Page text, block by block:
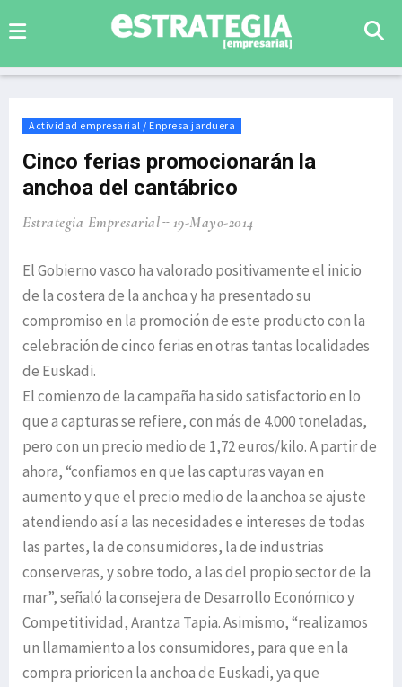
Actividad empresarial / Enpresa jarduera
Cinco ferias promocionarán la
anchoa del cantábrico
Estrategia Empresarial 19-Mayo-2014
El Gobierno vasco ha valorado positivamente el inicio
de la costera de la anchoa y ha presentado su
compromiso en la promoción de este producto con la
celebración de cinco ferias en otras tantas localidades
de Euskadi.
El comienzo de la campaña ha sido satisfactorio en lo
que a capturas se refiere, con más de 4.000 toneladas,
pero con un precio medio de 1,72 euros/kilo. A partir de
ahora, “confiamos en que las capturas vayan en
aumento y que el precio medio de la anchoa se ajuste
atendiendo así a las necesidades e intereses de todas
las partes, la de consumidores, la de industrias
conserveras, y sobre todo, a las del propio sector de la
mar”, señaló la consejera de Desarrollo Económico y
Competitividad, Arantza Tapia. Asimismo, “realizamos
un llamamiento a los consumidores, para que en la
compra prioricen la anchoa de Euskadi, ya que